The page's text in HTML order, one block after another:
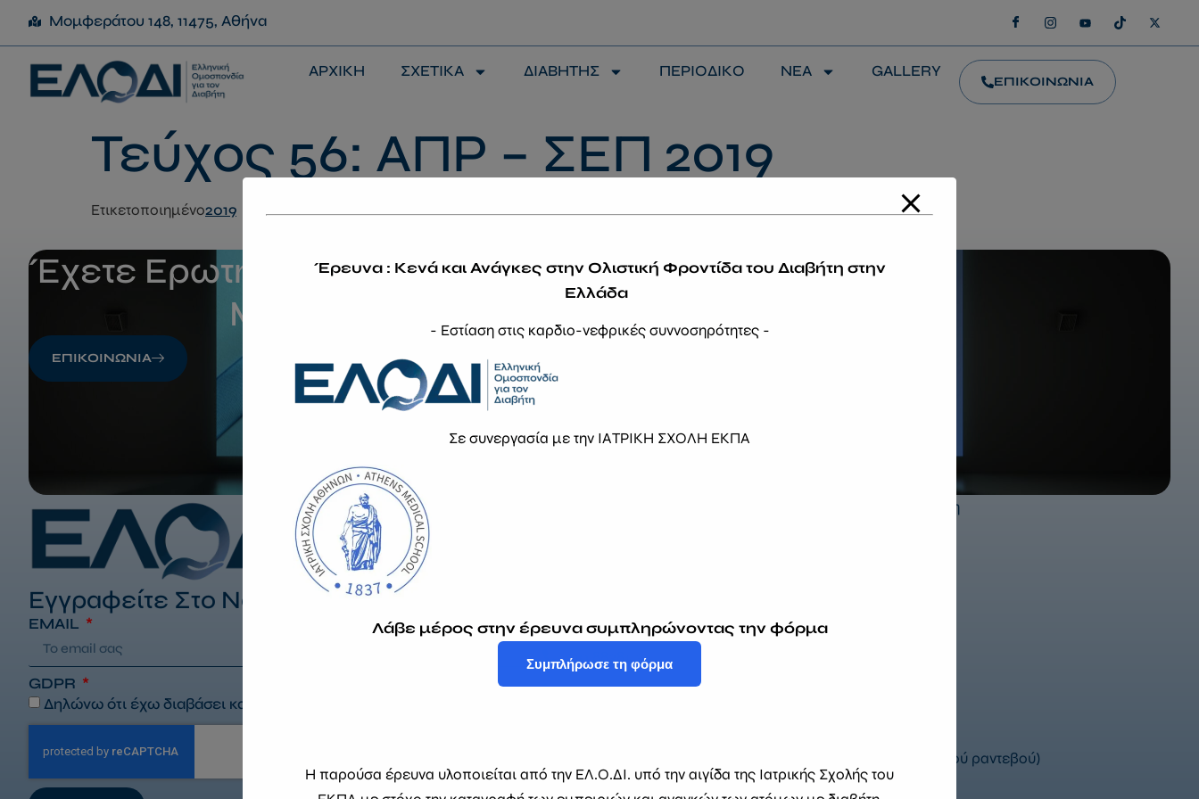
Μομφεράτου 148, 11475, Αθήνα
ΑΡΧΙΚΗ ΣΧΕΤΙΚΑ ΔΙΑΒΗΤΗΣ ΠΕΡΙΟΔΙΚΟ ΝΕΑ GALLERY
ΕΠΙΚΟΙΝΩΝΙΑ
Τεύχος 56: ΑΠΡ – ΣΕΠ 2019
Ετικετοποιημένο2019
Έχετε Ερωτήσεις; Επικοινωνήστε
Μαζί Μας
ΕΠΙΚΟΙΝΩΝΙΑ
Η ΕΛ.Ο.ΔΙ. εκπροσωπεί και στηρίζει όλους τους συλλόγους ατόμων με διαβήτη
στην Ελλάδα, προωθώντας την ευαισθητοποίηση, την εκπαίδευση και την
Εγγραφείτε Στο Newsletter Μας
EMAIL
GDPR
Δηλώνω ότι έχω διαβάσει και αποδέχομαι τους
info@elodi.org
210 8838113
210 8838118
ΔΕΥΤΕΡΑ - ΠΑΡΑΣΚΕΥΗ: 9:00 - 17:00 (Κατόπιν τηλεφωνικού ραντεβού)
Έρευνα : Κενά και Ανάγκες στην Ολιστική Φροντίδα του Διαβήτη στην
Ελλάδα
- Εστίαση στις καρδιο-νεφρικές συννοσηρότητες -
Σε συνεργασία με την ΙΑΤΡΙΚΗ ΣΧΟΛΗ ΕΚΠΑ
Λάβε μέρος στην έρευνα συμπληρώνοντας την φόρμα
Συμπλήρωσε τη φόρμα
Η παρούσα έρευνα υλοποιείται από την ΕΛ.Ο.ΔΙ. υπό την αιγίδα της Ιατρικής Σχολής του